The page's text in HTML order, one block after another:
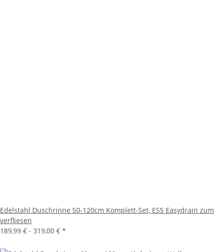
Edelstahl Duschrinne 50-120cm Komplett-Set, ESS Easydrain zum
verfliesen
189,99 € - 319,00 € *